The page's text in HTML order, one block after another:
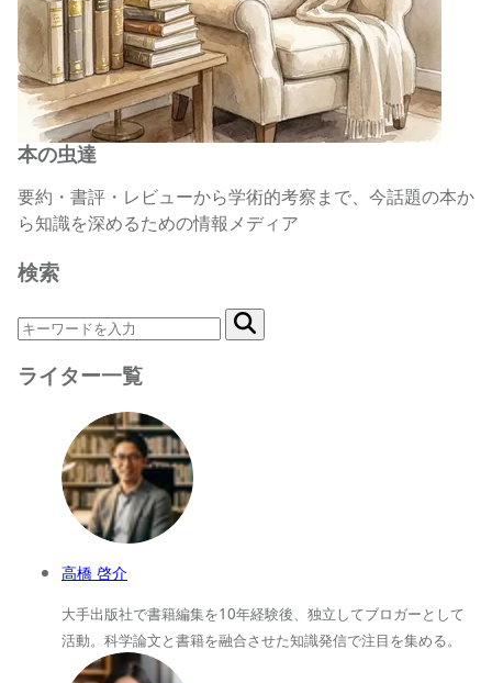
本の虫達
要約・書評・レビューから学術的考察まで、今話題の本か
ら知識を深めるための情報メディア
検索
ライター一覧
高橋 啓介
大手出版社で書籍編集を10年経験後、独立してブロガーとして
活動。科学論文と書籍を融合させた知識発信で注目を集める。